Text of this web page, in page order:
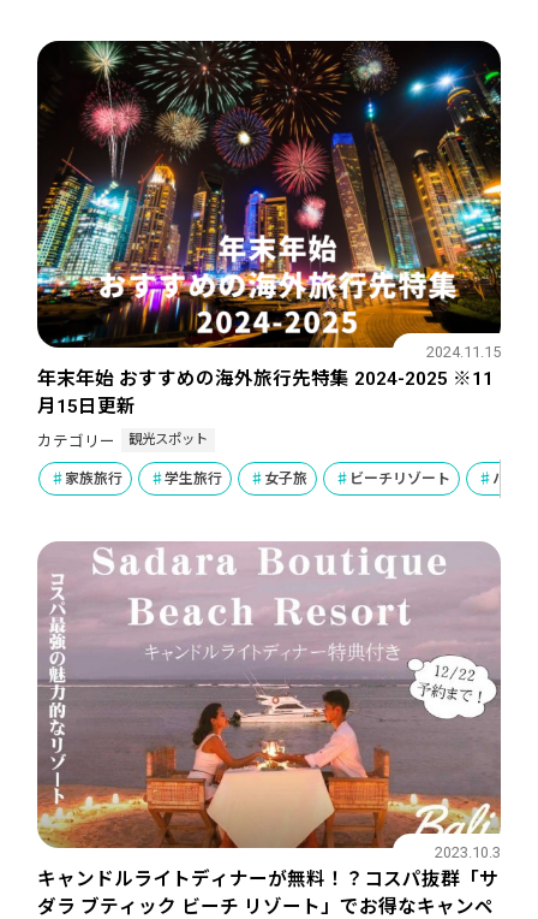
年末年始 おすすめの海外旅行先特集 2024-2025 ※11
月15日更新
2024.11.15
カテゴリー 観光スポット
家族旅行 学生旅行 女子旅 ビーチリゾート ハネム
キャンドルライトディナーが無料！？コスパ抜群「サ
ダラ ブティック ビーチ リゾート」でお得なキャンペ
2023.10.3